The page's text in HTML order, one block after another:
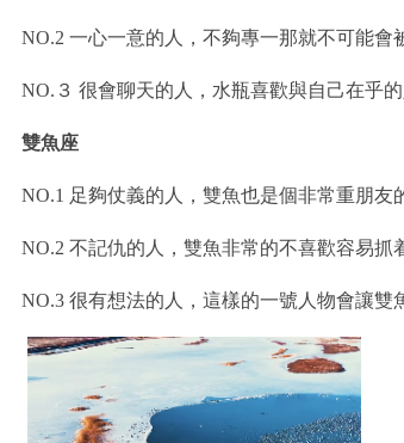
NO.2 一心一意的人，不夠專一那就不可能會
NO.３ 很會聊天的人，水瓶喜歡與自己在乎
雙魚座
NO.1 足夠仗義的人，雙魚也是個非常重朋友
NO.2 不記仇的人，雙魚非常的不喜歡容易抓
NO.3 很有想法的人，這樣的一號人物會讓雙